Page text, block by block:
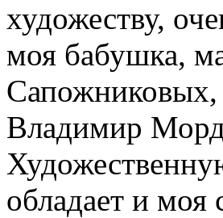
художеству,
моя бабушка,
Сапожниковых,
Владимир
обладает и моя